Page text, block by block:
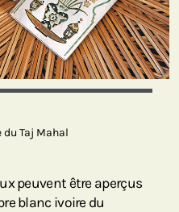
Taj Mahal
peuvent être aperçus
blanc ivoire du